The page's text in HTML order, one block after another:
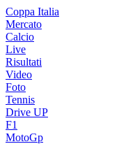
Coppa Italia
Mercato
Calcio
Live
Risultati
Video
Foto
Tennis
Drive UP
F1
MotoGp